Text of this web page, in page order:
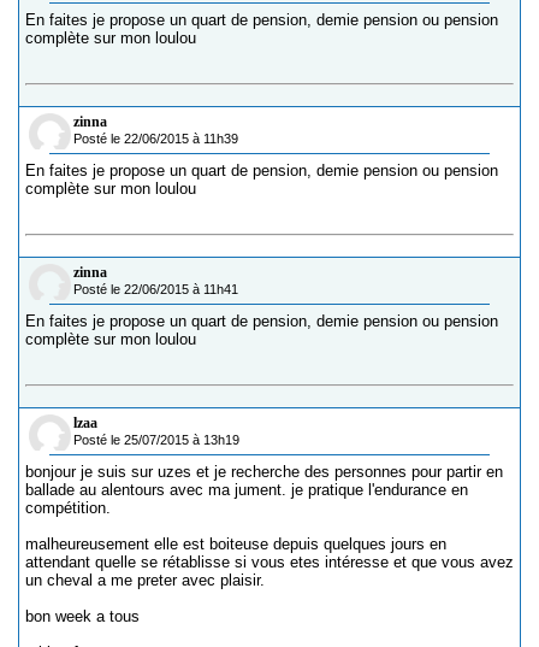
En faites je propose un quart de pension, demie pension ou pension
complète sur mon loulou
zinna
Posté le 22/06/2015 à 11h39
En faites je propose un quart de pension, demie pension ou pension
complète sur mon loulou
zinna
Posté le 22/06/2015 à 11h41
En faites je propose un quart de pension, demie pension ou pension
complète sur mon loulou
lzaa
Posté le 25/07/2015 à 13h19
bonjour je suis sur uzes et je recherche des personnes pour partir en
ballade au alentours avec ma jument. je pratique l'endurance en
compétition.
malheureusement elle est boiteuse depuis quelques jours en
attendant quelle se rétablisse si vous etes intéresse et que vous avez
un cheval a me preter avec plaisir.
bon week a tous